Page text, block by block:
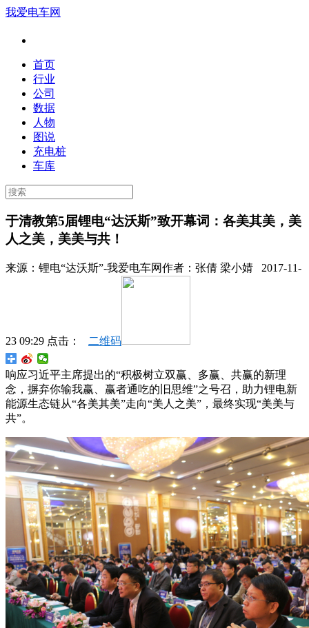
我爱电车网
首页
行业
公司
数据
人物
图说
充电桩
车库
于清教第5届锂电“达沃斯”致开幕词：各美其美，美
人之美，美美与共！
来源： 锂电“达沃斯”-我爱电车网作者： 张倩 梁小婧 2017-11-
23 09:29 点击： 二维码
响应习近平主席提出的“积极树立双赢、多赢、共赢的新理
念，摒弃你输我赢、赢者通吃的旧思维”之号召，助力锂电新
能源生态链从“各美其美”走向“美人之美”，最终实现“美美与
共”。